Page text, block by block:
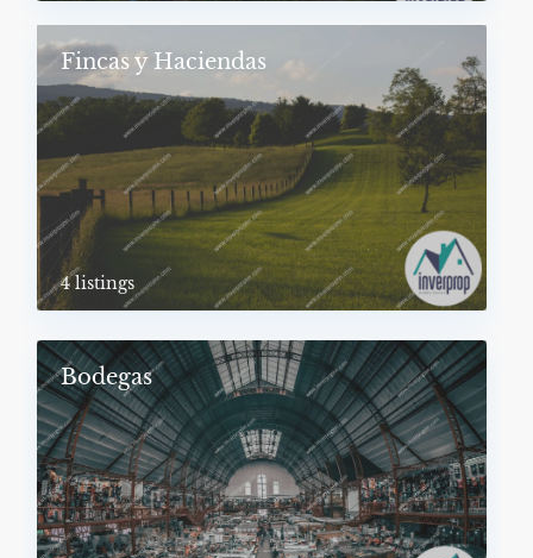
Fincas y Haciendas
4 listings
Bodegas